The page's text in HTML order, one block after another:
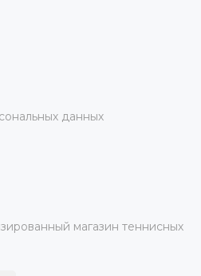
данных
магазин теннисных